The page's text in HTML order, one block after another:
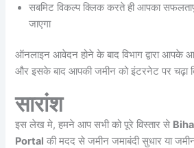
सबमिट विकल्प क्लिक करते ही आपका
जाएगा
ऑनलाइन आवेदन होने के बाद विभाग द्वारा आपके
और इसके बाद आपकी जमीन को इंटरनेट पर चढ़ा
सारांश
इस लेख मे, हमने आप सभी को पूरे विस्तार से
Portal की मदद से जमीन जमाबंदी सुधार या